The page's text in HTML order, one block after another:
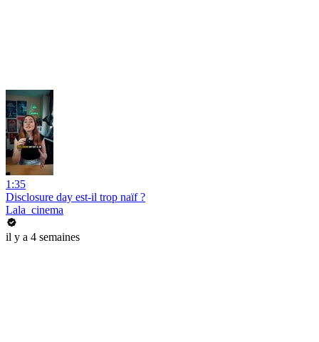
1:35
Disclosure day est-il trop naïf ?
Lala_cinema
il y a 4 semaines